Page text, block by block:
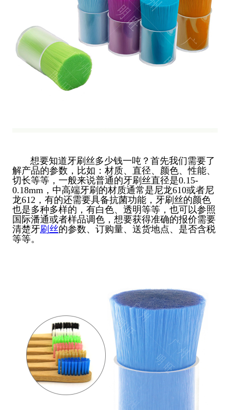
想要知道牙刷丝多少钱一吨？首先我们需要了
解产品的参数，比如：材质、直径、颜色、性能、
切长等等，一般来说普通的牙刷丝直径是0.15-
0.18mm，中高端牙刷的材质通常是尼龙610或者尼
龙612，有的还需要具备抗菌功能，牙刷丝的颜色
也是多种多样的，有白色、透明等等，也可以参照
国际潘通或者样品调色，想要获得准确的报价需要
清楚牙刷丝的参数、订购量、送货地点、是否含税
等等。